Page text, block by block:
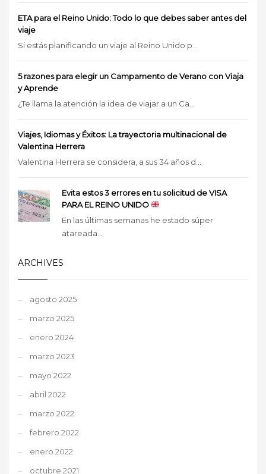
ETA para el Reino Unido: Todo lo que debes saber antes del
viaje
Si estás planificando un viaje al Reino Unido p...
5 razones para elegir un Campamento de Verano con Viaja
y Aprende
¿Te llama la atención la idea de viajar a un Ca...
Viajes, Idiomas y Éxitos: La trayectoria multinacional de
Valentina Herrera
Valentina Herrera se considera, a sus 34 años d...
Evita estos 3 errores en tu solicitud de VISA
PARA EL REINO UNIDO
En las últimas semanas he estado súper
atareada...
ARCHIVES
agosto 2025
marzo 2025
enero 2024
marzo 2023
mayo 2022
abril 2022
marzo 2022
febrero 2022
enero 2022
octubre 2021